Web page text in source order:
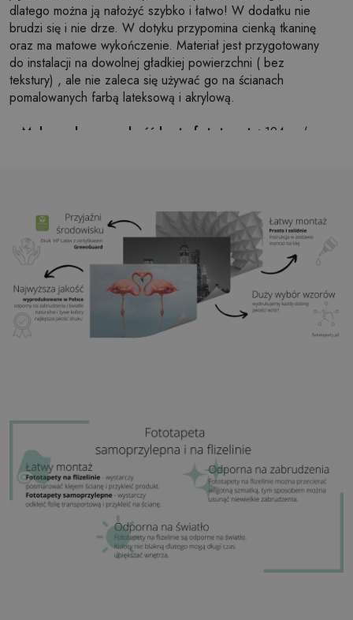
dlatego można ją nałożyć szybko i łatwo! W dodatku nie
brudzi się i nie drze. W dotyku przypomina cienką tkaninę
oraz ma matowe wykończenie. Materiał jest przygotowany
do instalacji na dowolnej gładkiej powierzchni ( bez
tekstury) , ale nie zaleca się używać go na ścianach
pomalowanych farbą lateksową i akrylową.
Maksymalna szerokość brytu fototapety: 124cm (w
Klej:Niepotrzebny
Zastosowanie:
Salon, sypialnia, pomieszczenia
biurowe, przedpokój i wiele innych